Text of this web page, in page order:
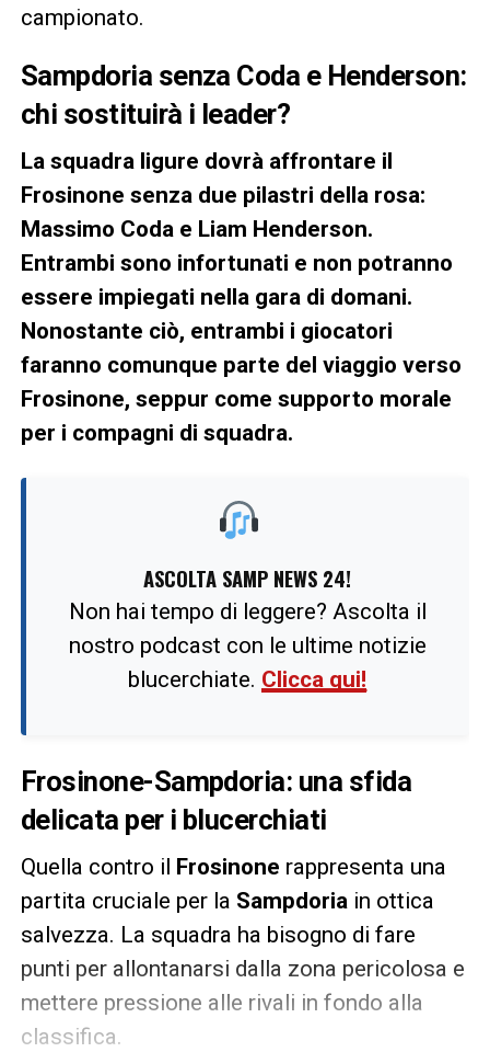
campionato.
Sampdoria senza Coda e Henderson:
chi sostituirà i leader?
La squadra ligure dovrà affrontare il
Frosinone senza due pilastri della rosa:
Massimo Coda e Liam Henderson.
Entrambi sono infortunati e non potranno
essere impiegati nella gara di domani.
Nonostante ciò, entrambi i giocatori
faranno comunque parte del viaggio verso
Frosinone, seppur come supporto morale
per i compagni di squadra.
ASCOLTA SAMP NEWS 24!
Non hai tempo di leggere? Ascolta il
nostro podcast con le ultime notizie
blucerchiate. Clicca qui!
Frosinone-Sampdoria: una sfida
delicata per i blucerchiati
Quella contro il Frosinone rappresenta una
partita cruciale per la Sampdoriain ottica
salvezza. La squadra ha bisogno di fare
punti per allontanarsi dalla zona pericolosa e
mettere pressione alle rivali in fondo alla
classifica.